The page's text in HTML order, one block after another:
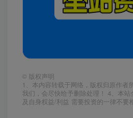
© 版权声明
1、本内容转载于网络，版权归原作
我们，会尽快给予删除处理！ 4、本
及自身权益/利益 需要投资的一律不